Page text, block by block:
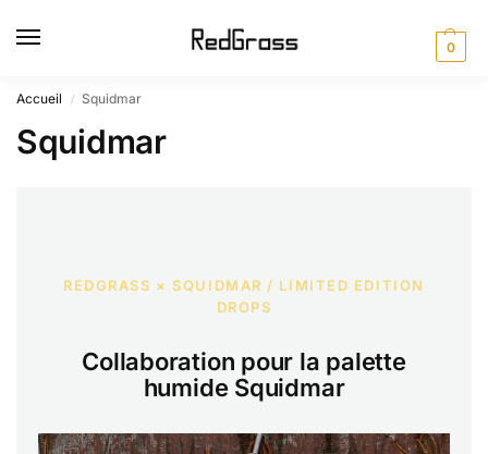
0
Accueil / Squidmar
Squidmar
REDGRASS × SQUIDMAR / LIMITED EDITION
DROPS
Collaboration pour la palette
humide Squidmar